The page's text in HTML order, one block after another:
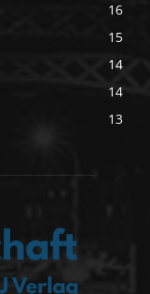
16
15
14
14
13